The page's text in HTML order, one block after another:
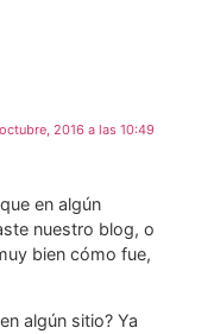
2016 a las 10:49
en algún
nuestro blog, o
bien cómo fue,
algún sitio? Ya